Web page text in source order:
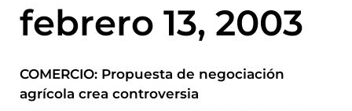
febrero 13, 2003
COMERCIO: Propuesta de negociación
agrícola crea controversia